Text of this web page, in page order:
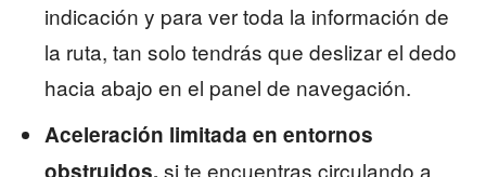
indicación y para ver toda la información de
la ruta, tan solo tendrás que deslizar el dedo
hacia abajo en el panel de navegación.
Aceleración limitada en entornos
si te encuentras circulando a